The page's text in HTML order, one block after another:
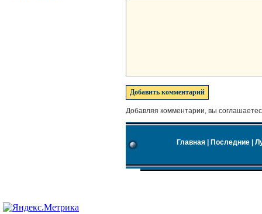
Добавляя комментарии, вы
Главная Последние